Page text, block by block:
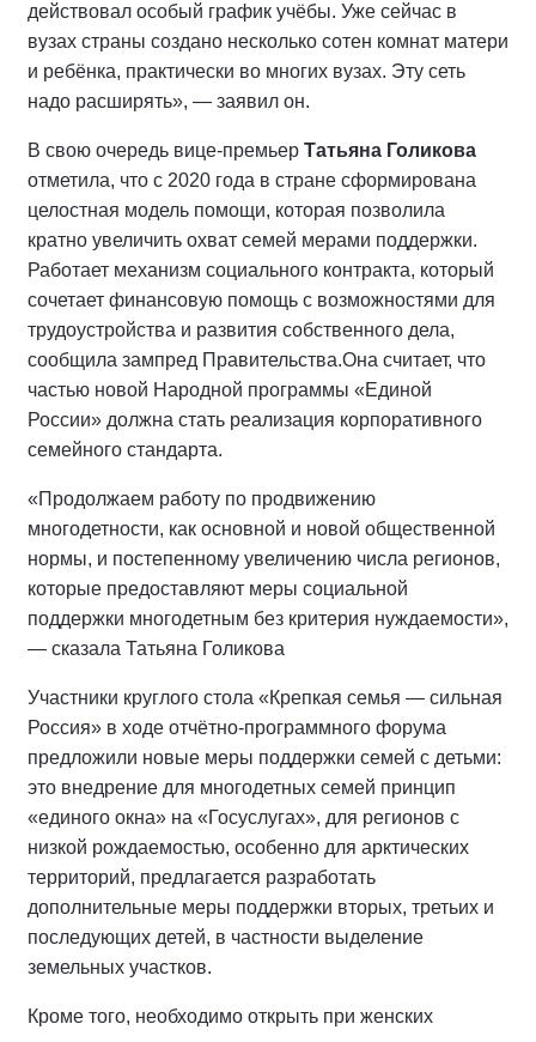
действовал особый график учёбы. Уже сейчас в
вузах страны создано несколько сотен комнат матери
и ребёнка, практически во многих вузах. Эту сеть
надо расширять», — заявил он.
В свою очередь вице-премьер Татьяна Голикова
отметила, что с 2020 года в стране сформирована
целостная модель помощи, которая позволила
кратно увеличить охват семей мерами поддержки.
Работает механизм социального контракта, который
сочетает финансовую помощь с возможностями для
трудоустройства и развития собственного дела,
сообщила зампред Правительства.Она считает, что
частью новой Народной программы «Единой
России» должна стать реализация корпоративного
семейного стандарта.
«Продолжаем работу по продвижению
многодетности, как основной и новой общественной
нормы, и постепенному увеличению числа регионов,
которые предоставляют меры социальной
поддержки многодетным без критерия нуждаемости»,
— сказала Татьяна Голикова
Участники круглого стола «Крепкая семья — сильная
Россия» в ходе отчётно-программного форума
предложили новые меры поддержки семей с детьми:
это внедрение для многодетных семей принцип
«единого окна» на «Госуслугах», для регионов с
низкой рождаемостью, особенно для арктических
территорий, предлагается разработать
дополнительные меры поддержки вторых, третьих и
последующих детей, в частности выделение
земельных участков.
Кроме того, необходимо открыть при женских